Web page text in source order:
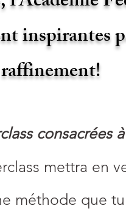
inspirantes
consacrées
mettra en
méthode que